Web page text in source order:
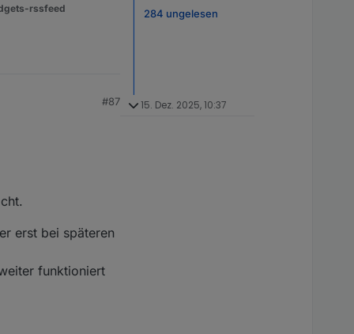
rssfeed
#87
erst bei späteren
funktioniert
284 ungelesen
15. Dez. 2025, 10:37